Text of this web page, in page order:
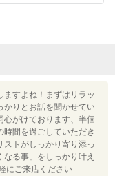
すよね！まずはリラッ
かりとお話を聞かせてい
心がけております、半個
間を過ごしていただき
ストがしっかり寄り添っ
る事」をしっかり叶え
にご来店ください